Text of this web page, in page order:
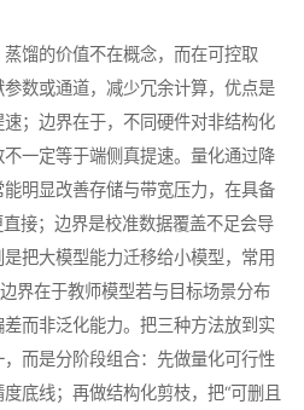
馏的价值不在概念，而在可控取
数或通道，减少冗余计算，优点是
；边界在于，不同硬件对非结构化
一定等于端侧真提速。量化通过降
明显改善存储与带宽压力，在具备
接；边界是校准数据覆盖不足会导
把大模型能力迁移给小模型，常用
界在于教师模型若与目标场景分布
而非泛化能力。把三种方法放到实
而是分阶段组合：先做量化可行性
底线；再做结构化剪枝，把“可删且